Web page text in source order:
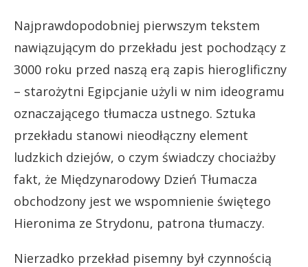
Najprawdopodobniej pierwszym tekstem
nawiązującym do przekładu jest pochodzący z
3000 roku przed naszą erą zapis hieroglificzny
– starożytni Egipcjanie użyli w nim ideogramu
oznaczającego tłumacza ustnego. Sztuka
przekładu stanowi nieodłączny element
ludzkich dziejów, o czym świadczy chociażby
fakt, że Międzynarodowy Dzień Tłumacza
obchodzony jest we wspomnienie świętego
Hieronima ze Strydonu, patrona tłumaczy.
Nierzadko przekład pisemny był czynnością